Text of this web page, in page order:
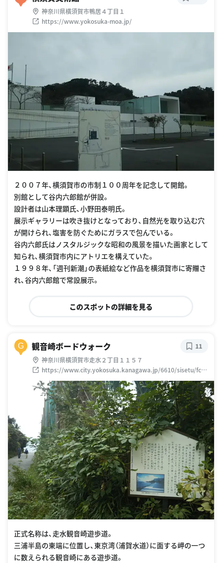
神奈川県横須賀市鴨居４丁目１
https://www.yokosuka-moa.jp/
２００７年、横須賀市の市制１００周年を記念して開館。
別館として谷内六郎館が併設。
設計者は山本理顕氏、小野田泰明氏。
展示ギャラリーは吹き抜けとなっており、自然光を取り込む穴
が開けられ、塩害を防ぐためにガラスで包んでいる。
谷内六郎氏はノスタルジックな昭和の風景を描いた画家として
知られ、横須賀市内にアトリエを構えていた。
１９９８年、「週刊新潮」の表紙絵など作品を横須賀市に寄贈さ
れ、谷内六郎館で常設展示。
このスポットの詳細を見る
G 観音崎ボードウォーク
神奈川県横須賀市走水２丁目１１５７
https://www.city.yokosuka.kanagawa.jp/6610/sisetu/fc00
000571.html
11
正式名称は、走水観音崎遊歩道。
三浦半島の東端に位置し、東京湾（浦賀水道）に面する岬の一つ
に数えられる観音崎にある遊歩道。